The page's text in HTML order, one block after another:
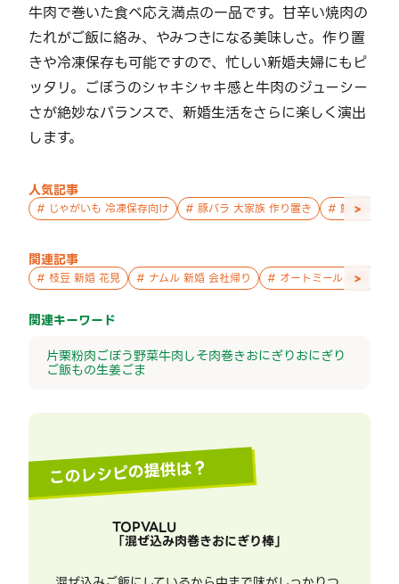
牛肉で巻いた食べ応え満点の一品です。甘辛い焼肉の
たれがご飯に絡み、やみつきになる美味しさ。作り置
きや冷凍保存も可能ですので、忙しい新婚夫婦にもピ
ッタリ。ごぼうのシャキシャキ感と牛肉のジューシー
さが絶妙なバランスで、新婚生活をさらに楽しく演出
します。
人気記事
# じゃがいも 冷凍保存向け # 豚バラ 大家族 作り置き # 鮭 親子 作
>
関連記事
# 枝豆 新婚 花見 # ナムル 新婚 会社帰り # オートミール 新婚 パー
>
関連キーワード
片栗粉肉ごぼう野菜牛肉しそ肉巻きおにぎりおにぎり
ご飯もの生姜ごま
このレシピの提供は？
TOPVALU
「混ぜ込み肉巻きおにぎり棒」